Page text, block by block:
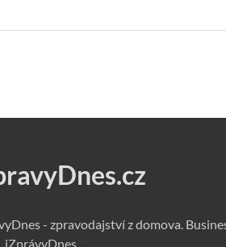
- zpravodajství z domova.
iZprávyDnes.